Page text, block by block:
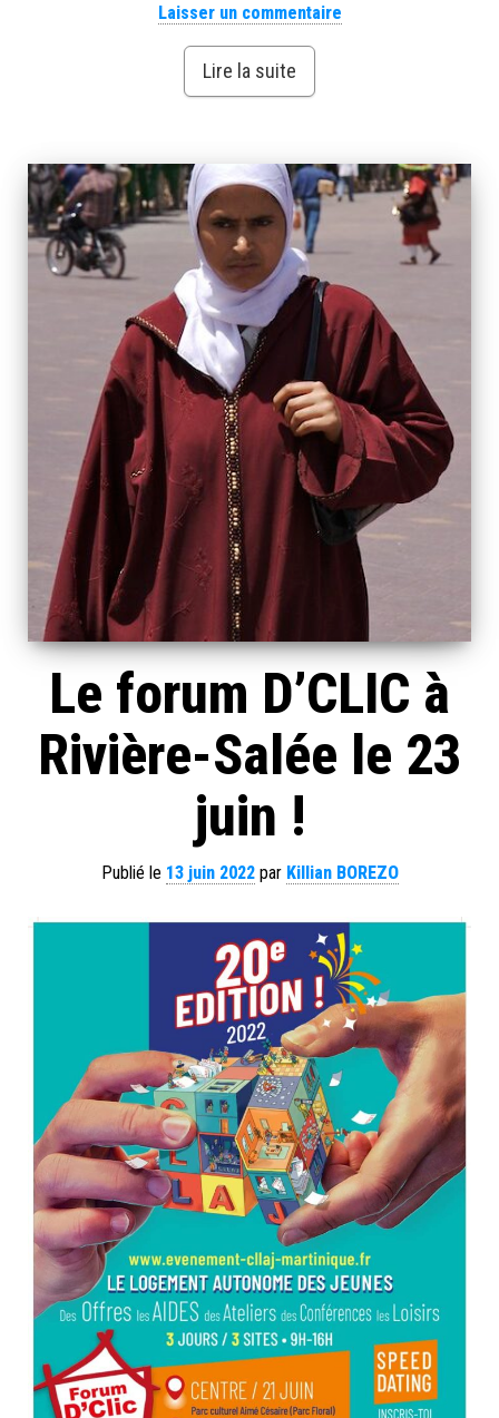
Laisser un commentaire
Lire la suite
Le forum D’CLIC à
Rivière-Salée le 23
juin !
Publié le 13 juin 2022par Killian BOREZO